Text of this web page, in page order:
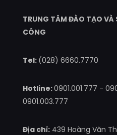
TRUNG TÂM ĐÀO TẠO VÀ
CÔNG
Tel: (028) 6660.7770
Hotline:0901.001.777 -
0901.003.777
Địa chỉ: 439 Hoàng Văn